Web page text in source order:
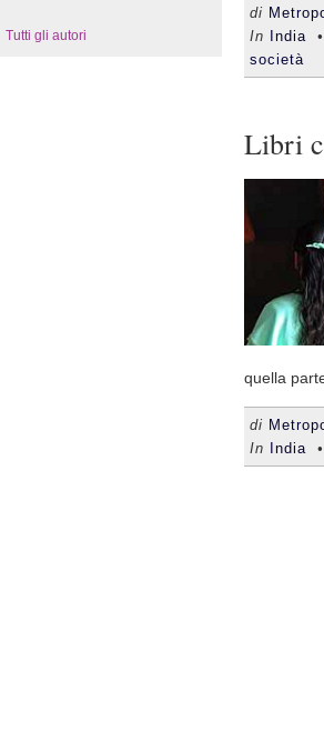
Tutti gli autori
di
In
India
società
Libri
quella
di
In
India